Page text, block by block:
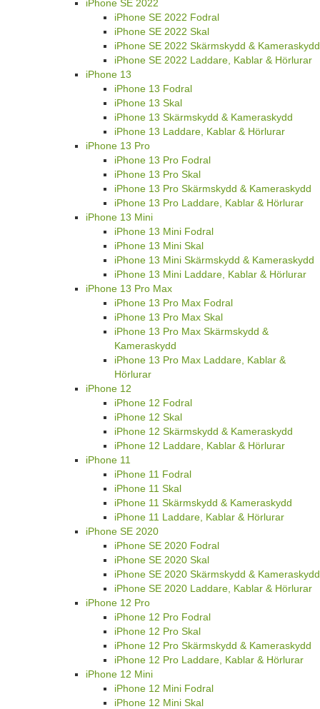
iPhone SE 2022
iPhone SE 2022 Fodral
iPhone SE 2022 Skal
iPhone SE 2022 Skärmskydd & Kameraskydd
iPhone SE 2022 Laddare, Kablar & Hörlurar
iPhone 13
iPhone 13 Fodral
iPhone 13 Skal
iPhone 13 Skärmskydd & Kameraskydd
iPhone 13 Laddare, Kablar & Hörlurar
iPhone 13 Pro
iPhone 13 Pro Fodral
iPhone 13 Pro Skal
iPhone 13 Pro Skärmskydd & Kameraskydd
iPhone 13 Pro Laddare, Kablar & Hörlurar
iPhone 13 Mini
iPhone 13 Mini Fodral
iPhone 13 Mini Skal
iPhone 13 Mini Skärmskydd & Kameraskydd
iPhone 13 Mini Laddare, Kablar & Hörlurar
iPhone 13 Pro Max
iPhone 13 Pro Max Fodral
iPhone 13 Pro Max Skal
iPhone 13 Pro Max Skärmskydd &
Kameraskydd
iPhone 13 Pro Max Laddare, Kablar &
Hörlurar
iPhone 12
iPhone 12 Fodral
iPhone 12 Skal
iPhone 12 Skärmskydd & Kameraskydd
iPhone 12 Laddare, Kablar & Hörlurar
iPhone 11
iPhone 11 Fodral
iPhone 11 Skal
iPhone 11 Skärmskydd & Kameraskydd
iPhone 11 Laddare, Kablar & Hörlurar
iPhone SE 2020
iPhone SE 2020 Fodral
iPhone SE 2020 Skal
iPhone SE 2020 Skärmskydd & Kameraskydd
iPhone SE 2020 Laddare, Kablar & Hörlurar
iPhone 12 Pro
iPhone 12 Pro Fodral
iPhone 12 Pro Skal
iPhone 12 Pro Skärmskydd & Kameraskydd
iPhone 12 Pro Laddare, Kablar & Hörlurar
iPhone 12 Mini
iPhone 12 Mini Fodral
iPhone 12 Mini Skal